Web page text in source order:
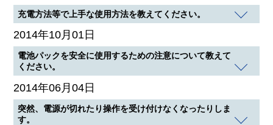
充電方法等で上手な使用方法を教えてください。
2014年10月01日
電池パックを安全に使用するための注意について教えて
ください。
2014年06月04日
突然、電源が切れたり操作を受け付けなくなったりしま
す。